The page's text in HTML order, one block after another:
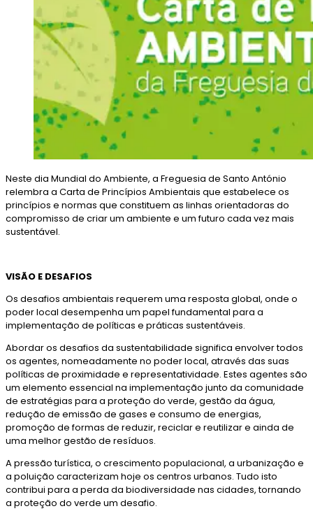
Neste dia Mundial do Ambiente, a Freguesia de Santo António
relembra a Carta de Princípios Ambientais que estabelece os
princípios e normas que constituem as linhas orientadoras do
compromisso de criar um ambiente e um futuro cada vez mais
sustentável.
VISÃO E DESAFIOS
Os desafios ambientais requerem uma resposta global, onde o
poder local desempenha um papel fundamental para a
implementação de políticas e práticas sustentáveis.
Abordar os desafios da sustentabilidade significa envolver todos
os agentes, nomeadamente no poder local, através das suas
políticas de proximidade e representatividade. Estes agentes são
um elemento essencial na implementação junto da comunidade
de estratégias para a proteção do verde, gestão da água,
redução de emissão de gases e consumo de energias,
promoção de formas de reduzir, reciclar e reutilizar e ainda de
uma melhor gestão de resíduos.
A pressão turística, o crescimento populacional, a urbanização e
a poluição caracterizam hoje os centros urbanos. Tudo isto
contribui para a perda da biodiversidade nas cidades, tornando
a proteção do verde um desafio.